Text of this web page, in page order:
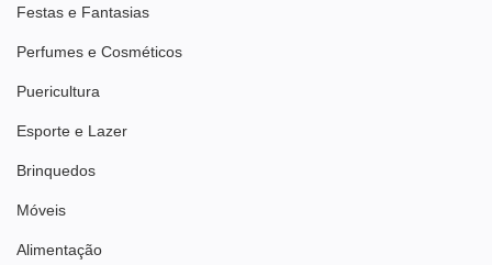
Festas e Fantasias
Perfumes e Cosméticos
Puericultura
Esporte e Lazer
Brinquedos
Móveis
Alimentação